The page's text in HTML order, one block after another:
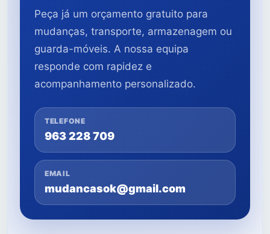
Peça já um orçamento gratuito para
mudanças, transporte, armazenagem ou
guarda-móveis. A nossa equipa
responde com rapidez e
acompanhamento personalizado.
TELEFONE
963 228 709
EMAIL
mudancasok@gmail.com